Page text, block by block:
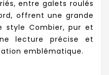
entre galets roulés
offrent une grande
style Combier, pur et
lecture précise et
emblématique.